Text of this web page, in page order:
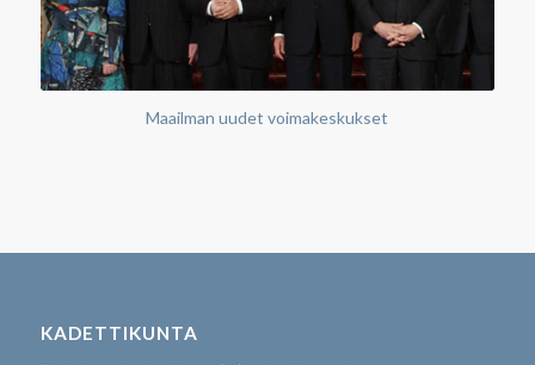
Maailman uudet voimakeskukset
KADETTIKUNTA